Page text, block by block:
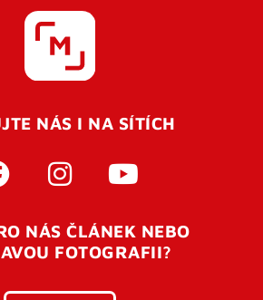
NÁS I NA SÍTÍCH
NÁS ČLÁNEK NEBO
FOTOGRAFII?